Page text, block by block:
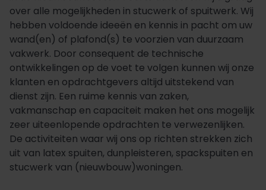
over alle mogelijkheden in stucwerk of spuitwerk. Wij
hebben voldoende ideeën en kennis in pacht om uw
wand(en) of plafond(s) te voorzien van duurzaam
vakwerk. Door consequent de technische
ontwikkelingen op de voet te volgen kunnen wij onze
klanten en opdrachtgevers altijd uitstekend van
dienst zijn. Een ruime kennis van zaken,
vakmanschap en capaciteit maken het ons mogelijk
zeer uiteenlopende opdrachten te verwezenlijken.
De activiteiten waar wij ons op richten strekken zich
uit van latex spuiten, dunpleisteren, spackspuiten en
stucwerk van (nieuwbouw)woningen.